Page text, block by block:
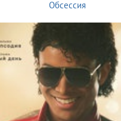
Обсессия